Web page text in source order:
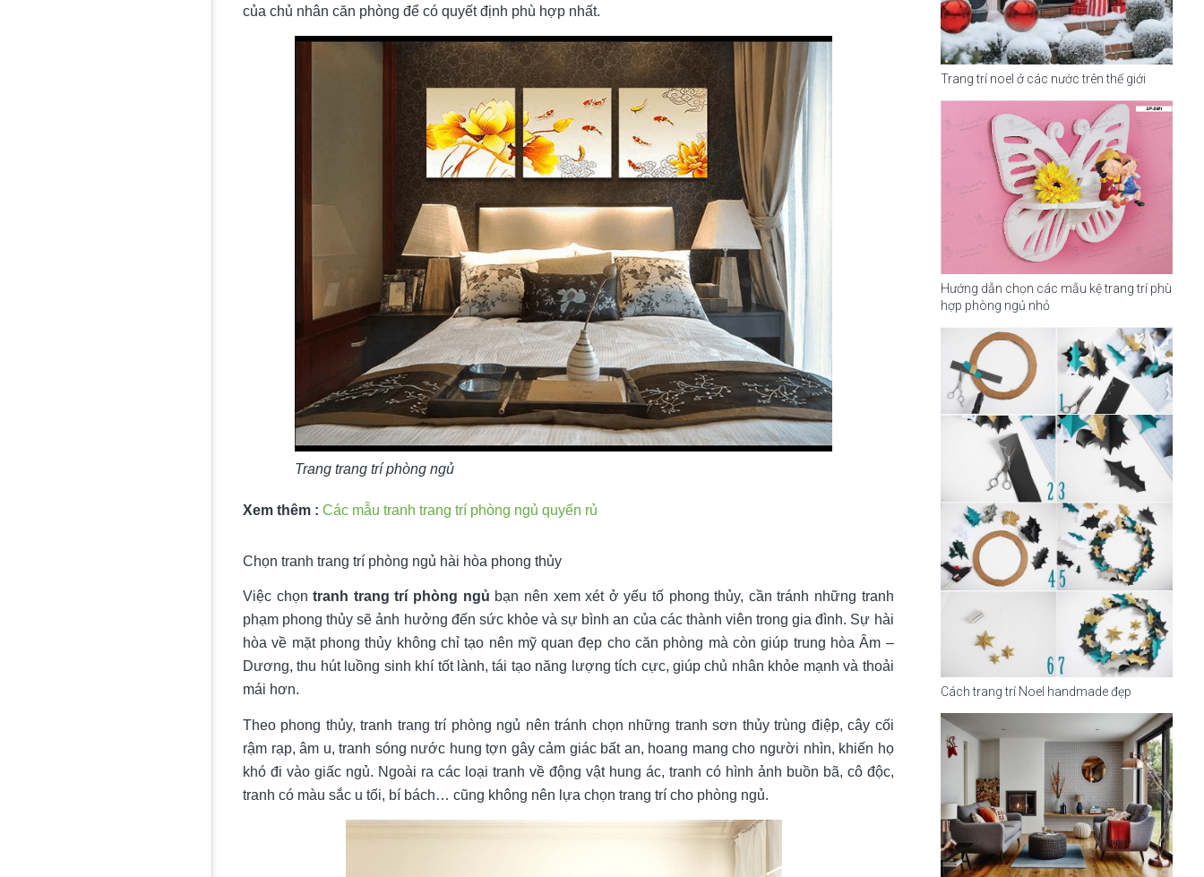
của chủ nhân căn phòng để có quyết định phù hợp nhất.
Trang trang trí phòng ngủ
Xem thêm : Các mẫu tranh trang trí phòng ngủ quyến rủ
Chọn tranh trang trí phòng ngủ hài hòa phong thủy
Việc chọn tranh trang trí phòng ngủ bạn nên xem xét ở yếu tố phong thủy, cần tránh những tranh
phạm phong thủy sẽ ảnh hưởng đến sức khỏe và sự bình an của các thành viên trong gia đình. Sự hài
hòa về mặt phong thủy không chỉ tạo nên mỹ quan đẹp cho căn phòng mà còn giúp trung hòa Âm –
Dương, thu hút luồng sinh khí tốt lành, tái tạo năng lượng tích cực, giúp chủ nhân khỏe mạnh và thoải
mái hơn.
Theo phong thủy, tranh trang trí phòng ngủ nên tránh chọn những tranh sơn thủy trùng điệp, cây cối
rậm rạp, âm u, tranh sóng nước hung tợn gây cảm giác bất an, hoang mang cho người nhìn, khiến họ
khó đi vào giấc ngủ. Ngoài ra các loại tranh về động vật hung ác, tranh có hình ảnh buồn bã, cô độc,
tranh có màu sắc u tối, bí bách… cũng không nên lựa chọn trang trí cho phòng ngủ.
Trang trí noel ở các nước trên thế giới
Hướng dẫn chọn các mẫu kệ trang trí phù
hợp phòng ngủ nhỏ
Cách trang trí Noel handmade đẹp